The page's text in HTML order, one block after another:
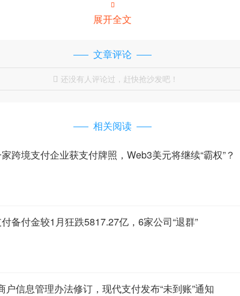

展开全文
文章评论
 还没有人评论过，赶快抢沙发吧！
相关阅读
跨境支付企业获支付牌照，Web3美元将继续“霸权”？
备付金较1月狂跌5817.27亿，6家公司“退群”
信息管理办法修订，现代支付发布“未到账”通知